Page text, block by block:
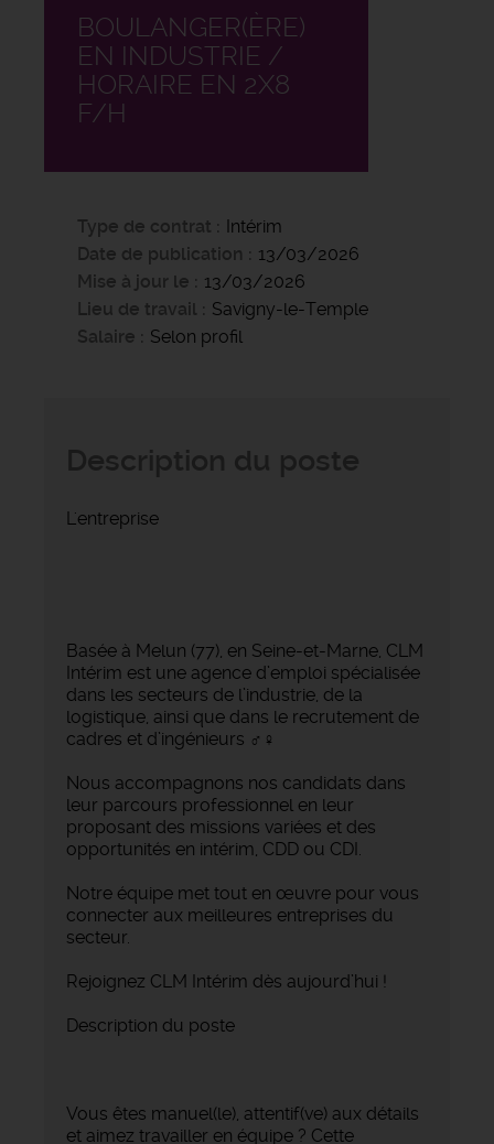
BOULANGER(ÈRE)
EN INDUSTRIE /
HORAIRE EN 2X8
F/H
Type de contrat
Intérim
Date de publication
13/03/2026
Mise à jour le
13/03/2026
Lieu de travail
Savigny-le-Temple
Salaire
Selon profil
L'entreprise
Basée à Melun (77), en Seine-et-Marne, CLM
Intérim est une agence d’emploi spécialisée
dans les secteurs de l’industrie, de la
logistique, ainsi que dans le recrutement de
cadres et d’ingénieurs ‍♂️‍♀️
Nous accompagnons nos candidats dans
leur parcours professionnel en leur
proposant des missions variées et des
opportunités en intérim, CDD ou CDI.
Notre équipe met tout en œuvre pour vous
connecter aux meilleures entreprises du
secteur.
Rejoignez CLM Intérim dès aujourd’hui !
Description du poste
Vous êtes manuel(le), attentif(ve) aux détails
et aimez travailler en équipe ? Cette